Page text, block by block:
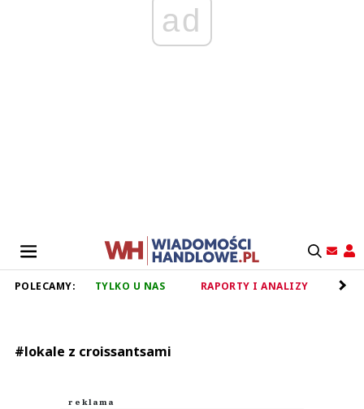
ad
POLECAMY: TYLKO U NAS RAPORTY I ANALIZY
#lokale z croissantsami